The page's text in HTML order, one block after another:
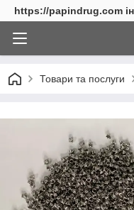
https://papindrug.com
Товари та послуги